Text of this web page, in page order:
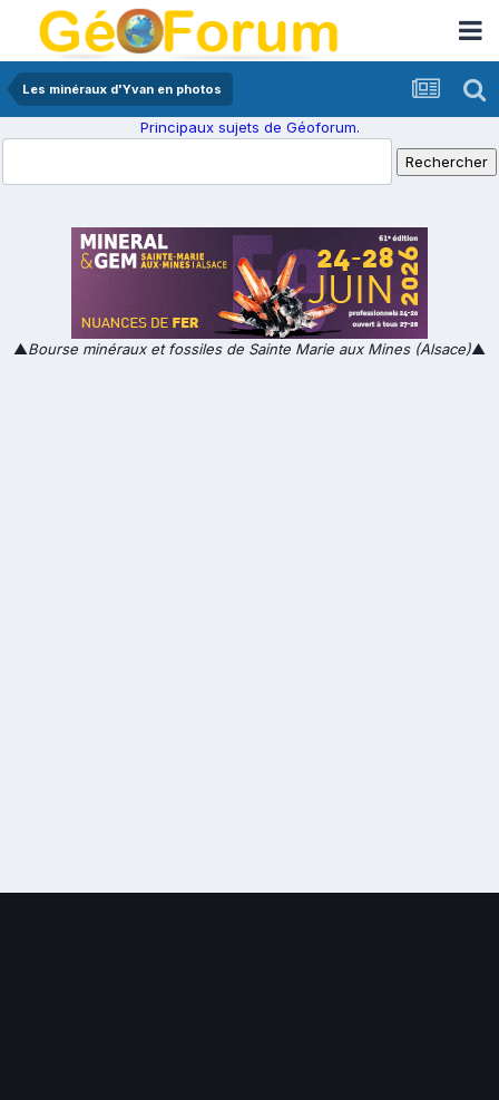
Les minéraux d'Yvan en photos
Principaux sujets de Géoforum.
▲Bourse minéraux et fossiles de Sainte Marie aux Mines (Alsace)▲